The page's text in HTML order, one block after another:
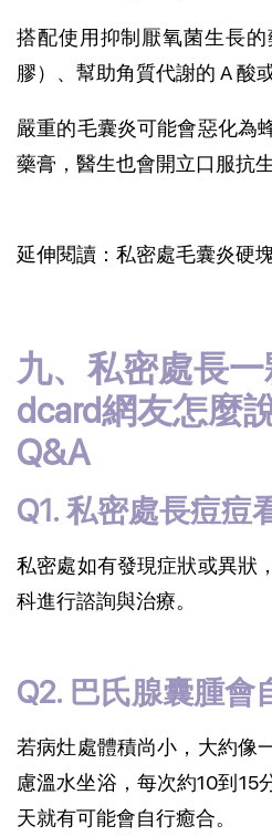
搭配使用抑制厭氧菌生長
膠）、幫助角質代謝的 A 酸
嚴重的毛囊炎可能會惡化為
藥膏，醫生也會開立口服抗
延伸閱讀：私密處毛囊炎硬塊
九、私密處長一
dcard網友怎麼
Q&A
Q1. 私密處長痘痘
私密處如有發現症狀或異狀
科進行諮詢與治療。
Q2. 巴氏腺囊腫會
若病灶處體積尚小，大約像
慮溫水坐浴，每次約10到15
天就有可能會自行癒合。